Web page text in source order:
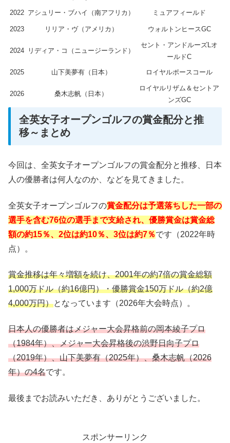
2022 アシュリー・ブハイ（南アフリカ） ミュアフィールド
2023 リリア・ヴ（アメリカ） ウォルトンヒースGC
2024 リディア・コ（ニュージーランド）
セント・アンドルーズLオ
ールドC
2025
山下美夢有（日本） ロイヤルポースコール
2026 桑木志帆（日本）
ロイヤルリザム＆セントア
ンズGC
全英女子オープンゴルフの賞金配分と推
移～まとめ
今回は、全英女子オープンゴルフの賞金配分と推移、日本
人の優勝者は何人なのか、などを見てきました。
全英女子オープンゴルフの賞金配分は予選落ちした一部の
選手を含む76位の選手まで支給され、優勝賞金は賞金総
額の約15％、 2位は約10％、 3位は約7％です（2022年時
点）。
賞金推移は年々増額を続け、2001年の約7倍の賞金総額
1,000万ドル（約16億円）・優勝賞金150万ドル（約2億
4,000万円）となっています（2026年大会時点）。
日本人の優勝者はメジャー大会昇格前の岡本綾子プロ
（1984年）、メジャー大会昇格後の渋野日向子プロ
（2019年）、山下美夢有（2025年）、桑木志帆（2026
年）の4名です。
最後までお読みいただき、ありがとうございました。
スポンサーリンク